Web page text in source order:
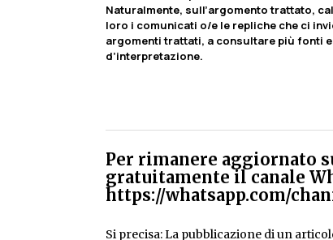
Naturalmente, sull’argomento trattato,
loro i comunicati o/e le repliche che ci
argomenti trattati, a consultare più fonti
d’interpretazione.
Per rimanere aggiornato
gratuitamente il canale
https://whatsapp.com/
Si precisa: La pubblicazione di un